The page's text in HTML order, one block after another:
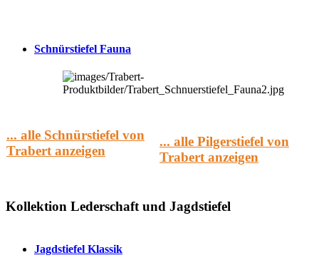
Schnürstiefel Fauna
... alle Schnürstiefel von
Trabert anzeigen
... alle Pilgerstiefel von
Trabert anzeigen
Kollektion Lederschaft und Jagdstiefel
Jagdstiefel Klassik